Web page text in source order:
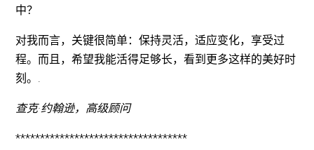
中？
对我而言，关键很简单：保持灵活，适应变化，享受过
程。而且，希望我能活得足够长，看到更多这样的美好时
刻。.
查克·约翰逊，高级顾问
***********************************